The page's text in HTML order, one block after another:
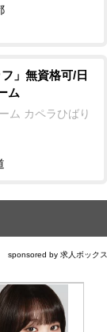
」無資格可/日
ム
ム カペラひばり
sponsored by 求人ボックス